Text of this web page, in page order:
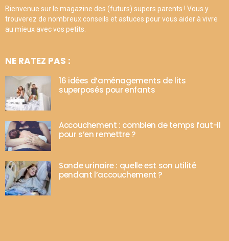
Bienvenue sur le magazine des (futurs) supers parents ! Vous y
trouverez de nombreux conseils et astuces pour vous aider à vivre
au mieux avec vos petits.
NE RATEZ PAS :
16 idées d’aménagements de lits
superposés pour enfants
Accouchement : combien de temps faut-il
pour s’en remettre ?
Sonde urinaire : quelle est son utilité
pendant l’accouchement ?